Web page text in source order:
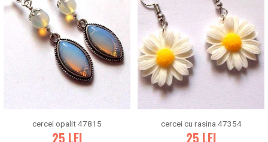
cercei opalit 47815
25 LEI
cercei cu rasina 47354
25 LEI